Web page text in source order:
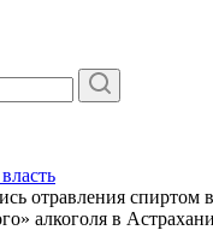
отравления спиртом
алкоголя в Астрахани